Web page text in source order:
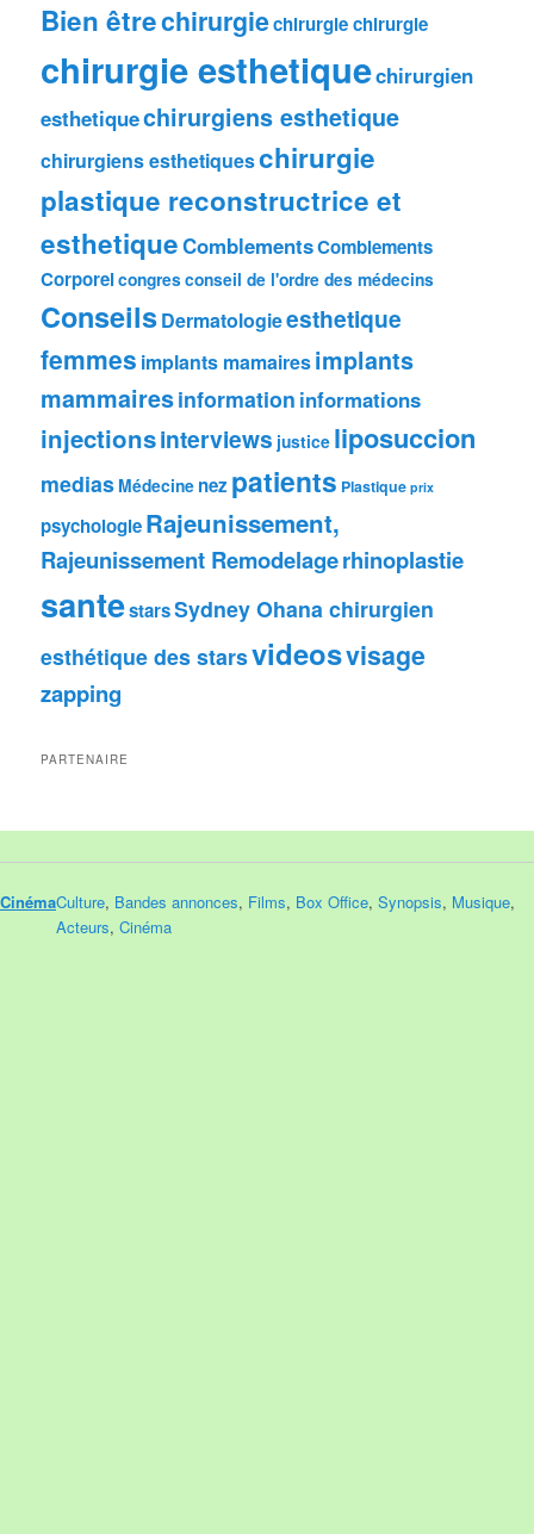
Bien êtrechirurgiechirurgie chirurgie
chirurgie esthetiquechirurgien
esthetiquechirurgiens esthetique
chirurgiens esthetiqueschirurgie
plastique reconstructrice et
esthetiqueComblementsComblements
Corporelcongresconseil de l'ordre des médecins
ConseilsDermatologieesthetique
femmes implants mamairesimplants
mammairesinformation informations
injectionsinterviews justice liposuccion
medias Médecine nez patients Plastique prix
psychologieRajeunissement,
Rajeunissement Remodelagerhinoplastie
santestarsSydney Ohana chirurgien
esthétique des starsvideosvisage
zapping
PARTENAIRE
CinémaCulture, Bandes annonces, Films, Box Office, Synopsis, Musique,
Acteurs, Cinéma